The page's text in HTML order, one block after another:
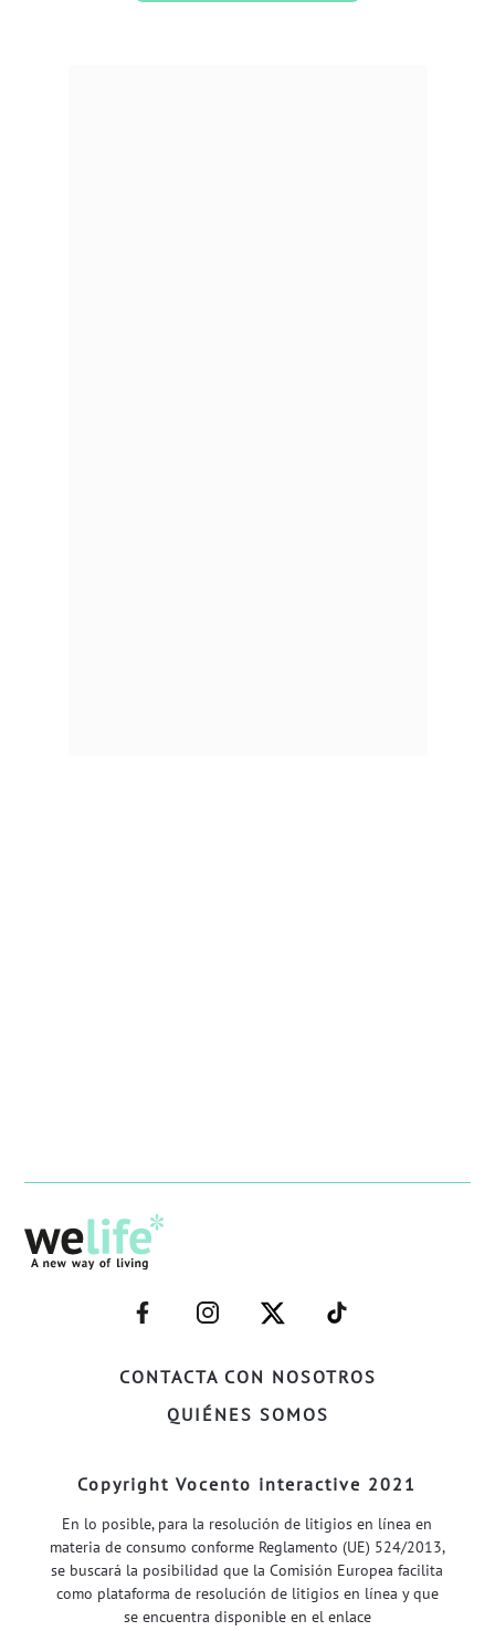
CONTACTA CON NOSOTROS
QUIÉNES SOMOS
–
FACEBOOK–
–
INSTAGRAM–
–
TWITTER–
–
WELIFE–
Copyright Vocento interactive 2021
En lo posible, para la resolución de litigios en línea en
materia de consumo conforme Reglamento (UE) 524/2013,
se buscará la posibilidad que la Comisión Europea facilita
como plataforma de resolución de litigios en línea y que
se encuentra disponible en el enlace